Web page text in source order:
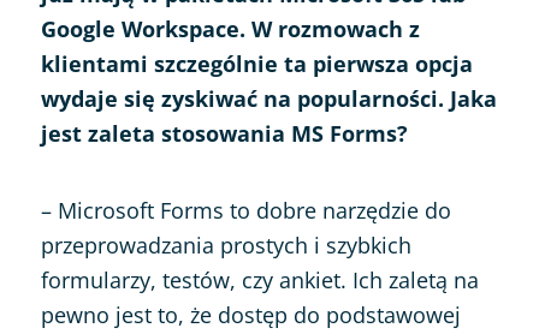
Google Workspace. W rozmowach z
klientami szczególnie ta pierwsza opcja
wydaje się zyskiwać na popularności. Jaka
jest zaleta stosowania MS Forms?
– Microsoft Forms to dobre narzędzie do
przeprowadzania prostych i szybkich
formularzy, testów, czy ankiet. Ich zaletą na
pewno jest to, że dostęp do podstawowej